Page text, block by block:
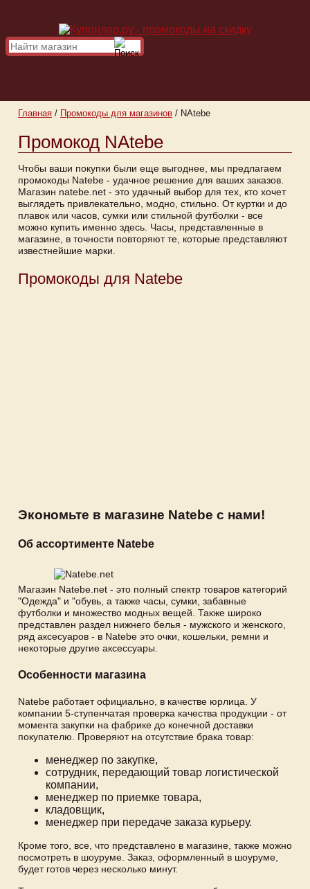
Главная / Промокоды для магазинов / NAtebe
Промокод NAtebe
Чтобы ваши покупки были еще выгоднее, мы предлагаем
промокоды Natebe - удачное решение для ваших заказов.
Магазин natebe.net - это удачный выбор для тех, кто хочет
выглядеть привлекательно, модно, стильно. От куртки и до
плавок или часов, сумки или стильной футболки - все
можно купить именно здесь. Часы, представленные в
магазине, в точности повторяют те, которые представляют
известнейшие марки.
Промокоды для Natebe
Экономьте в магазине Natebe с нами!
Об ассортименте Natebe
Магазин Natebe.net - это полный спектр товаров категорий
"Одежда" и "обувь, а также часы, сумки, забавные
футболки и множество модных вещей. Также широко
представлен раздел нижнего белья - мужского и женского,
ряд аксесуаров - в Natebe это очки, кошельки, ремни и
некоторые другие аксессуары.
Особенности магазина
Natebe работает официально, в качестве юрлица. У
компании 5-ступенчатая проверка качества продукции - от
момента закупки на фабрике до конечной доставки
покупателю. Проверяют на отсутствие брака товар:
менеджер по закупке,
сотрудник, передающий товар логистической
компании,
менеджер по приемке товара,
кладовщик,
менеджер при передаче заказа курьеру.
Кроме того, все, что представлено в магазине, также можно
посмотреть в шоуруме. Заказ, оформленный в шоуруме,
будет готов через несколько минут.